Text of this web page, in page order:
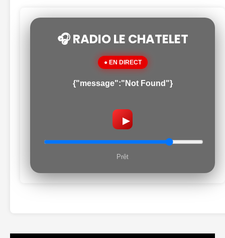
🎧 RADIO LE CHATELET
● EN DIRECT
{"message":"Not Found"}
▶
Prêt